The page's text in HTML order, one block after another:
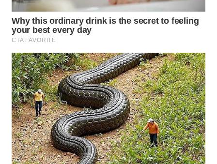
SEMARANG
WN
SOLO
WN
BOROBUDUR
WN
MADURA
WN
SURABAYA